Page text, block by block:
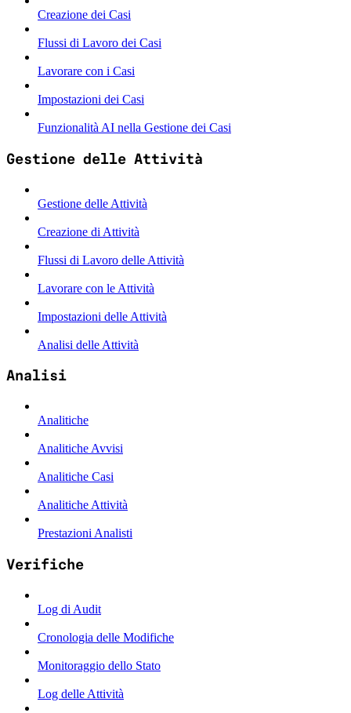
Creazione dei Casi
Flussi di Lavoro dei Casi
Lavorare con i Casi
Impostazioni dei Casi
Funzionalità AI nella Gestione dei Casi
Gestione delle Attività
Gestione delle Attività
Creazione di Attività
Flussi di Lavoro delle Attività
Lavorare con le Attività
Impostazioni delle Attività
Analisi delle Attività
Analisi
Analitiche
Analitiche Avvisi
Analitiche Casi
Analitiche Attività
Prestazioni Analisti
Verifiche
Log di Audit
Cronologia delle Modifiche
Monitoraggio dello Stato
Log delle Attività